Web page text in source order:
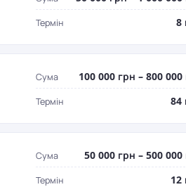
Термін 8
Сума 100 000 грн – 800 000
Термін 84
Сума 50 000 грн – 500 000
Термін 12